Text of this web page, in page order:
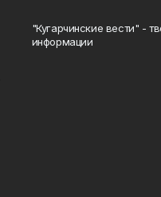
"Кугарчинские вести" -
информации